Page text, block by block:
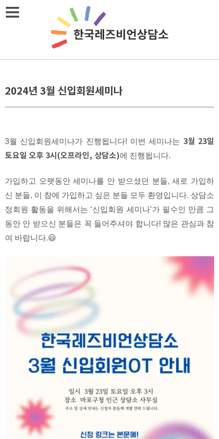
Skip
2024년 3월 신입회원세미나
3월 신입회원세미나가 진행됩니다! 이번 세미나는 3월 23일
토요일 오후 3시(오프라인, 상담소)에 진행됩니다.
가입하고 오랫동안 세미나를 안 받으셨던 분들, 새로 가입하
신 분들, 이 참에 가입하고 싶은 분들 모두 환영입니다. 상담소
정회원 활동을 위해서는 ‘신입회원 세미나’가 필수인 만큼 그
동안 안 받으신 분들은 꼭 들어주셔야 합니다! 많은 관심과 참
여 바랍니다.😃